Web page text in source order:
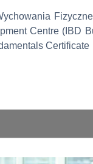
Centre (IBD
Certificate